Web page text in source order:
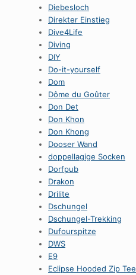
Diebesloch
Direkter Einstieg
Dive4Life
Diving
DIY
Do-it-yourself
Dom
Dôme du Goûter
Don Det
Don Khon
Don Khong
Dooser Wand
doppellagige Socken
Dorfpub
Drakon
Drilite
Dschungel
Dschungel-Trekking
Dufourspitze
DWS
E9
Eclipse Hooded Zip Tee